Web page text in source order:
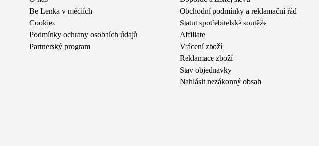
Be Lenka v médiích
Cookies
Podmínky ochrany osobních údajů
Partnerský program
Obchodní podmínky a reklamační řád
Statut spotřebitelské soutěže
Affiliate
Vrácení zboží
Reklamace zboží
Stav objednavky
Nahlásit nezákonný obsah